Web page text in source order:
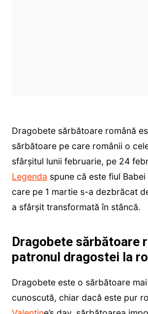
Dragobete sărbătoare română
sărbătoare pe care românii o
sfârşitul lunii februarie, pe 24
Legenda spune că este fiul
care pe 1 martie s-a dezbrăcat
a sfârșit transformată în stâncă.
Dragobete sărbătoare
patronul dragostei la
Dragobete este o sărbătoare
cunoscută, chiar dacă este pur